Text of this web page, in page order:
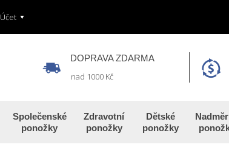
Účet
DOPRAVA ZDARMA
nad 1000 Kč
Společenské
ponožky
Zdravotní
ponožky
Dětské
ponožky